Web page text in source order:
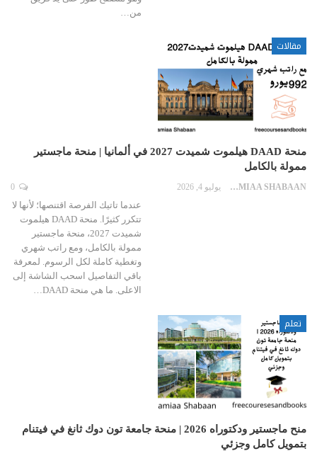
من…
مقالات
منحة DAAD هيلموت شميدت 2027 في ألمانيا | منحة ماجستير
ممولة بالكامل
LAMIAA SHABAAN يوليو 4, 2026
عندما تاتيك الفرصة اقتنصها؛ لأنها لا
تتكرر كثيرًا. منحة DAAD هيلموت
شميدت 2027، منحة ماجستير
ممولة بالكامل، ومع راتب شهري
وتغطية كاملة لكل الرسوم. لمعرفة
باقي التفاصيل اسحب الشاشة إلى
الاعلى. ما هي منحة DAAD…
تعلم
منح ماجستير ودكتوراه 2026 | منحة جامعة تون دوك ثانغ في فيتنام
بتمويل كامل وجزئي